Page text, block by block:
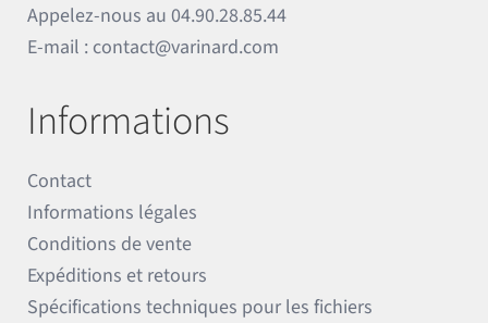
Appelez-nous au04.90.28.85.44
E-mail : contact@varinard.com
Informations
Contact
Informations légales
Conditions de vente
Expéditions et retours
Spécifications techniques pour les fichiers